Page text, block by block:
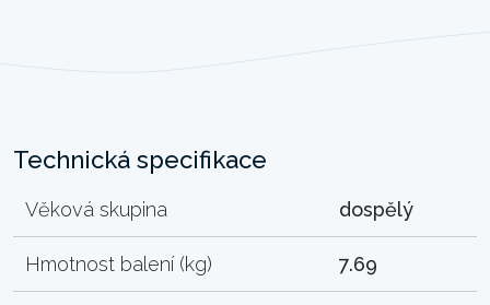
Technická specifikace
Věková skupina dospělý
Hmotnost balení (kg) 7.69